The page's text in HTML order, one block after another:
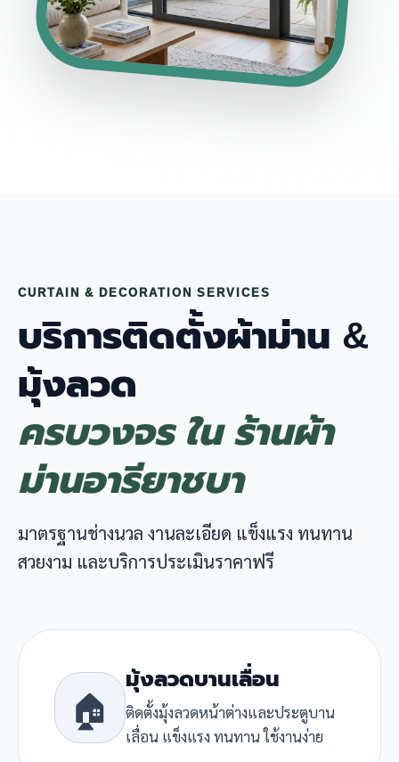
CURTAIN & DECORATION SERVICES
บริการติดตั้งผ้าม่าน &
มุ้งลวด
ครบวงจร ใน ร้านผ้า
ม่านอารียาชบา
มาตรฐานช่างนวล งานละเอียด แข็งแรง ทนทาน
สวยงาม และบริการประเมินราคาฟรี
🏠
มุ้งลวดบานเลื่อน
ติดตั้งมุ้งลวดหน้าต่างและประตูบาน
เลื่อน แข็งแรง ทนทาน ใช้งานง่าย